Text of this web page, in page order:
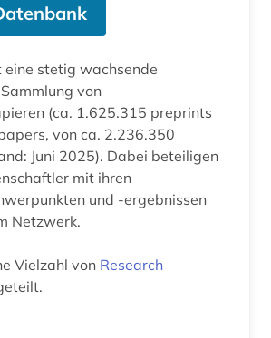
eine stetig wachsende
von
(ca. 1.625.315 preprints
von ca. 2.236.350
Juni 2025). Dabei beteiligen
mit ihren
und -ergebnissen
Netzwerk.
Vielzahl von Research